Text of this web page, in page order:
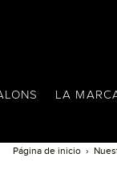
LA
Página de inicio